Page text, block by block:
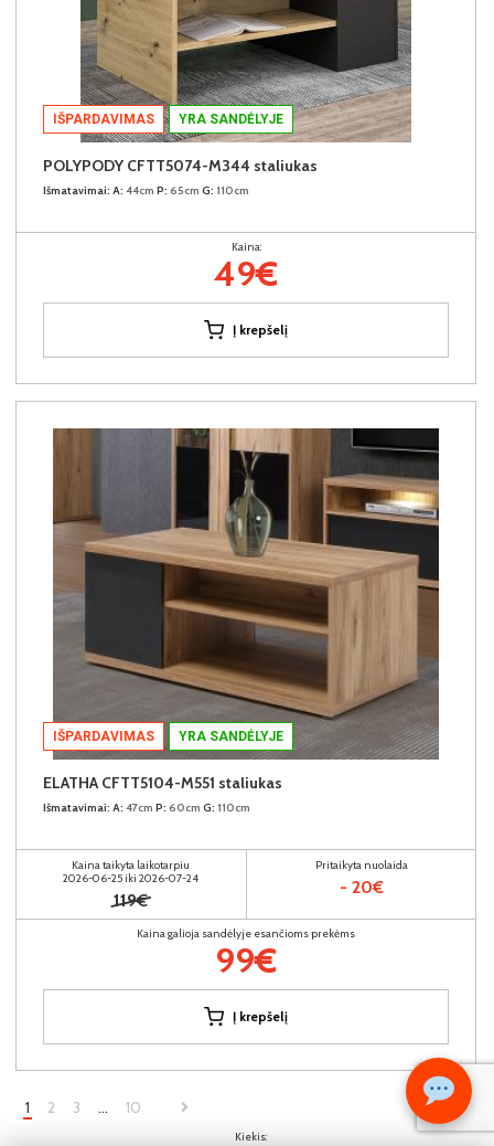
Kiekis:
IŠPARDAVIMAS YRA SANDĖLYJE
POLYPODY CFTT5074-M344 staliukas
Išmatavimai: A: 44cm P: 65cm G: 110cm
Kaina:
49€
Į krepšelį
IŠPARDAVIMAS YRA SANDĖLYJE
ELATHA CFTT5104-M551 staliukas
Išmatavimai: A: 47cm P: 60cm G: 110cm
Kaina taikyta laikotarpiu
2026-06-25 iki 2026-07-24
119€
Pritaikyta nuolaida
- 20€
Kaina galioja sandėlyje esančioms prekėms
99€
Į krepšelį
1 2 3 … 10